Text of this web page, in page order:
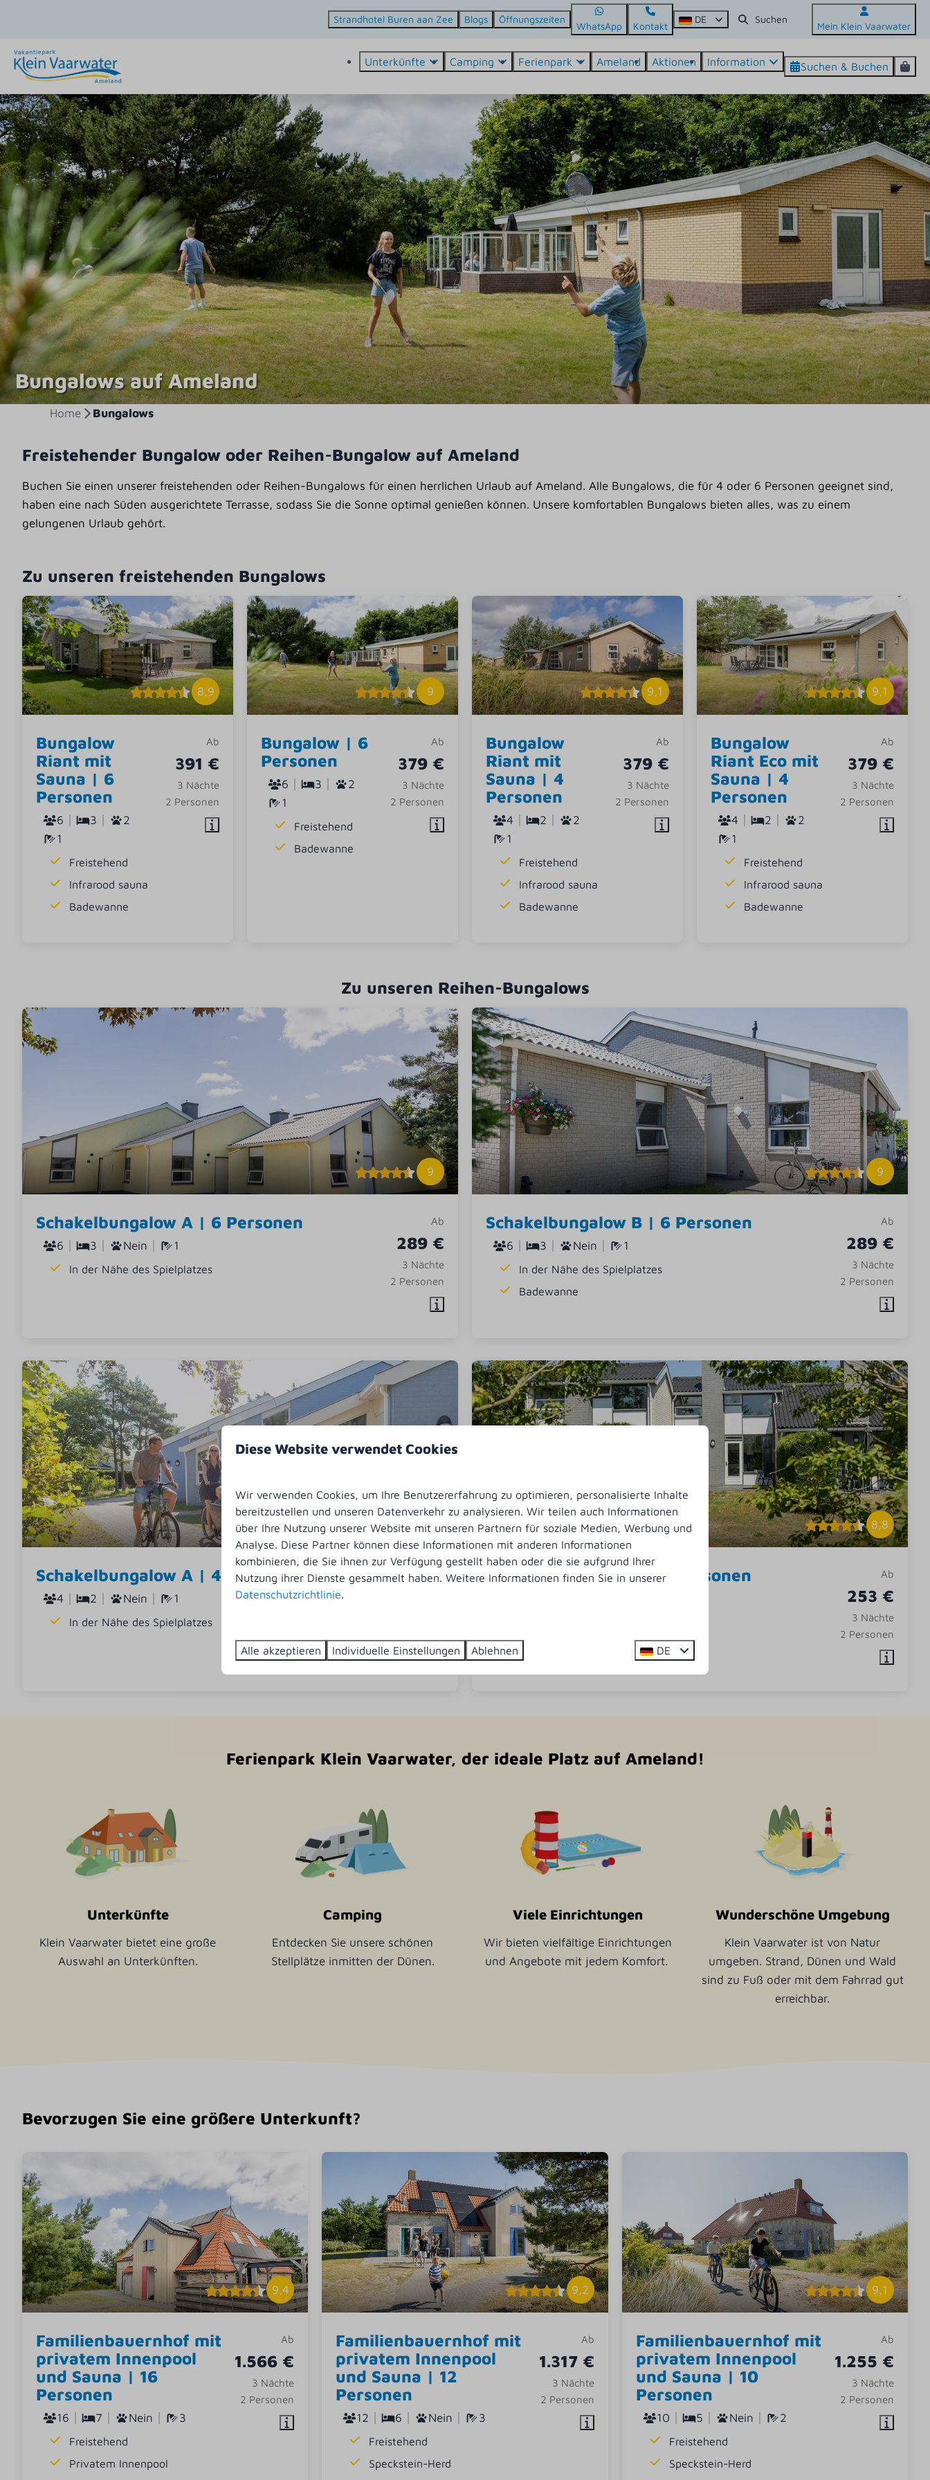
Strandhotel Buren aan Zee Blogs Öffnungszeiten
WhatsApp Kontakt
DE
Mein Klein Vaarwater
Unterkünfte Camping Ferienpark Ameland Aktionen Information Suchen & Buchen
Bungalows auf Ameland
Home Bungalows
Freistehender Bungalow oder Reihen-Bungalow auf Ameland
Buchen Sie einen unserer freistehenden oder Reihen-Bungalows für einen herrlichen Urlaub auf Ameland. Alle Bungalows, die für 4 oder 6 Personen geeignet sind,
haben eine nach Süden ausgerichtete Terrasse, sodass Sie die Sonne optimal genießen können. Unsere komfortablen Bungalows bieten alles, was zu einem
gelungenen Urlaub gehört.
Zu unseren freistehenden Bungalows
8,9
Ab
391 €
3 Nächte
2 Personen
Bungalow
Riant mit
Sauna | 6
Personen
6 3
2
1
Freistehend
Infrarood sauna
Badewanne
9
Ab
379 €
3 Nächte
2 Personen
Bungalow | 6
Personen
6 3
2
1
Freistehend
Badewanne
9,1
Ab
379 €
3 Nächte
2 Personen
Bungalow
Riant mit
Sauna | 4
Personen
4 2
2
1
Freistehend
Infrarood sauna
Badewanne
9,1
Ab
379 €
3 Nächte
2 Personen
Bungalow
Riant Eco mit
Sauna | 4
Personen
4 2
2
1
Freistehend
Infrarood sauna
Badewanne
Zu unseren Reihen-Bungalows
9
Ab
289 €
3 Nächte
2 Personen
Schakelbungalow A | 6 Personen
6 3 Nein 1
In der Nähe des Spielplatzes
9
Ab
289 €
3 Nächte
2 Personen
Schakelbungalow B | 6 Personen
6 3 Nein 1
In der Nähe des Spielplatzes
Badewanne
9
Ab
Schakelbungalow A | 4 Personen
4 2 Nein 1
In der Nähe des Spielplatzes
8,8
Ab
253 €
3 Nächte
2 Personen
Schakelbungalow B | 4 personen
Badewanne
Ferienpark Klein Vaarwater, der ideale Platz auf Ameland!
Unterkünfte
Klein Vaarwater bietet eine große
Auswahl an Unterkünften.
Camping
Entdecken Sie unsere schönen
Stellplätze inmitten der Dünen.
Viele Einrichtungen
Wir bieten vielfältige Einrichtungen
und Angebote mit jedem Komfort.
Wunderschöne Umgebung
Klein Vaarwater ist von Natur
umgeben. Strand, Dünen und Wald
sind zu Fuß oder mit dem Fahrrad gut
erreichbar.
Bevorzugen Sie eine größere Unterkunft?
9,4
Ab
1.566 €
3 Nächte
2 Personen
Familienbauernhof mit
privatem Innenpool
und Sauna | 16
Personen
16 7 Nein 3
Freistehend
Privatem Innenpool
9,2
Ab
1.317 €
3 Nächte
2 Personen
Familienbauernhof mit
privatem Innenpool
und Sauna | 12
Personen
12 6 Nein 3
Freistehend
Speckstein-Herd
9,1
Ab
1.255 €
3 Nächte
2 Personen
Familienbauernhof mit
privatem Innenpool
und Sauna | 10
Personen
10 5 Nein 2
Freistehend
Speckstein-Herd
Diese Website verwendet Cookies
Wir verwenden Cookies, um Ihre Benutzererfahrung zu optimieren, personalisierte Inhalte
bereitzustellen und unseren Datenverkehr zu analysieren. Wir teilen auch Informationen
über Ihre Nutzung unserer Website mit unseren Partnern für soziale Medien, Werbung und
Analyse. Diese Partner können diese Informationen mit anderen Informationen
kombinieren, die Sie ihnen zur Verfügung gestellt haben oder die sie aufgrund Ihrer
Nutzung ihrer Dienste gesammelt haben. Weitere Informationen finden Sie in unserer
Datenschutzrichtlinie.
Alle akzeptieren Individuelle Einstellungen Ablehnen DE